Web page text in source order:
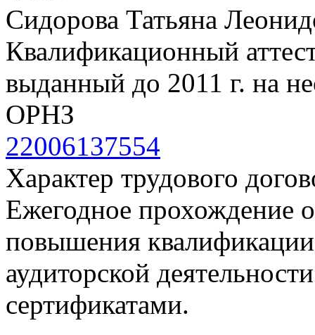
Сидорова Татьяна
Квалификационный
выданный до 2011 г. на
ОРНЗ
22006137554
Характер трудового
Ежегодное прохождение
повышения
аудиторской
сертификатами.